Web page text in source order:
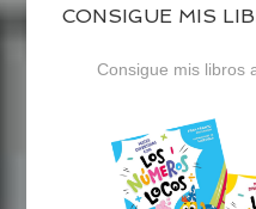
CONSIGUE MIS
Consigue mis libros